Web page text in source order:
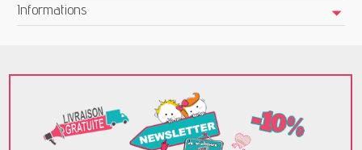
Informations